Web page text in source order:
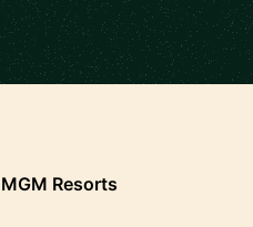
Resorts